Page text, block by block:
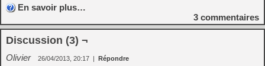
En savoir plus…
3 commentaires
Discussion (3) ¬
Olivier 26/04/2013, 20:17 | Répondre